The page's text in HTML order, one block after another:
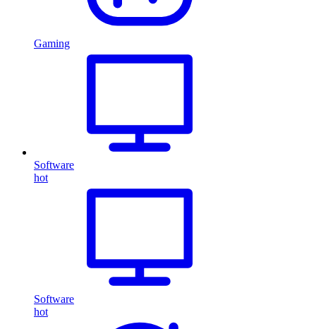
Gaming
Software
hot
Software
hot